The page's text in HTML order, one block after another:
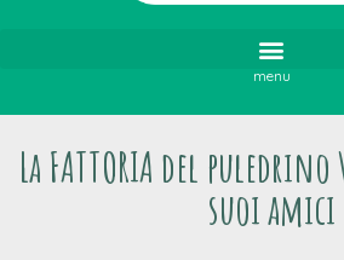
menu
La FATTORIA del
suoi amici